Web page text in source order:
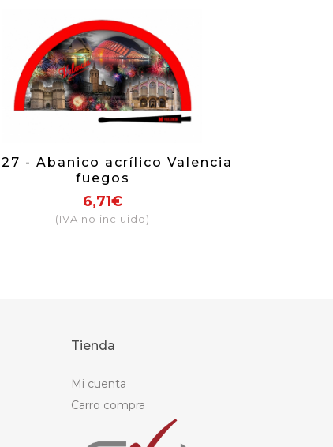
- Abanico acrílico Valencia
fuegos
6,71€
(IVA no incluido)
Tienda
Mi cuenta
Carro compra